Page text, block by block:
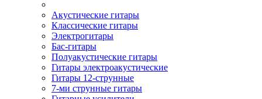
Акустические гитары
Классические гитары
Электрогитары
Бас-гитары
Полуакустические гитары
Гитары электроакустические
Гитары 12-струнные
7-ми струнные гитары